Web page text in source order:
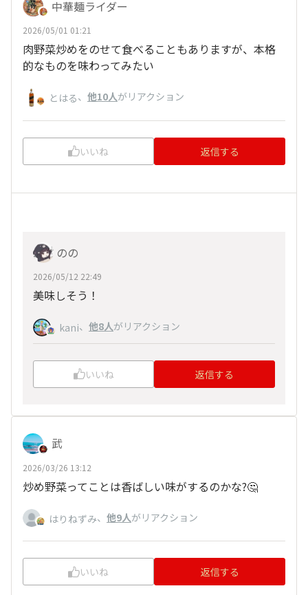
中華麺ライダー
2026/05/01 01:21
肉野菜炒めをのせて食べることもありますが、本格
的なものを味わってみたい
とはる、 他10人がリアクション
いいね 返信する
のの
2026/05/12 22:49
美味しそう！
kani、 他8人がリアクション
いいね 返信する
武
2026/03/26 13:12
炒め野菜ってことは香ばしい味がするのかな?🤔
はりねずみ、 他9人がリアクション
いいね 返信する